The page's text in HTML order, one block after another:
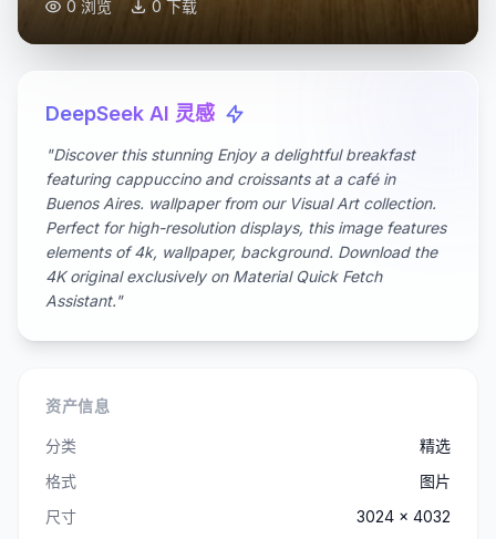
0 浏览 0 下载
DeepSeek AI 灵感
"Discover this stunning Enjoy a delightful breakfast
featuring cappuccino and croissants at a café in
Buenos Aires. wallpaper from our Visual Art collection.
Perfect for high-resolution displays, this image features
elements of 4k, wallpaper, background. Download the
4K original exclusively on Material Quick Fetch
Assistant."
资产信息
分类
精选
格式
图片
尺寸
3024 x 4032